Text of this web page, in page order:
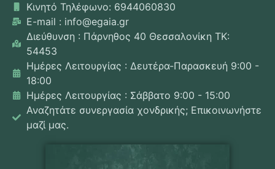
Κινητό Τηλέφωνο: 6944060830
E-mail : info@egaia.gr
Διεύθυνση : Πάρνηθος 40 Θεσσαλονίκη ΤΚ:
54453
Ημέρες Λειτουργίας : Δευτέρα-Παρασκευή 9:00 -
18:00
Ημέρες Λειτουργίας : Σάββατο 9:00 - 15:00
Αναζητάτε συνεργασία χονδρικής; Επικοινωνήστε
μαζί μας.